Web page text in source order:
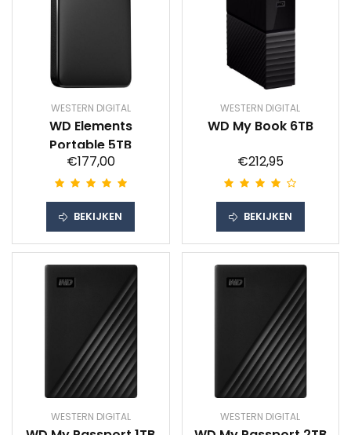
WESTERN DIGITAL
WD Elements
Portable 5TB
€177,00
BEKIJKEN
WESTERN DIGITAL
WD My Book 6TB
€212,95
BEKIJKEN
WESTERN DIGITAL WESTERN DIGITAL